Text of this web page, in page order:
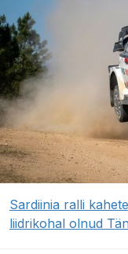
Sardiinia ralli
liidrikohal olnud